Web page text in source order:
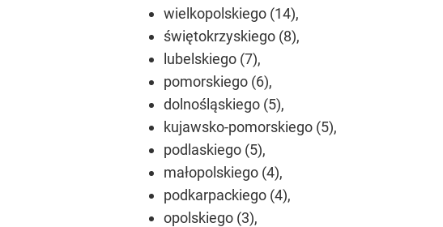
wielkopolskiego (14),
świętokrzyskiego (8),
lubelskiego (7),
pomorskiego (6),
dolnośląskiego (5),
kujawsko-pomorskiego (5),
podlaskiego (5),
małopolskiego (4),
podkarpackiego (4),
opolskiego (3),